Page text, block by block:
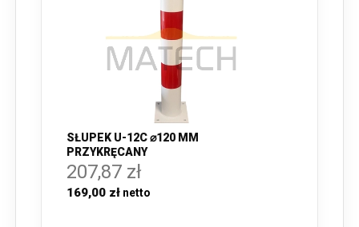
SŁUPEK U-12C ⌀120 MM
PRZYKRĘCANY
207,87 zł
169,00 zł